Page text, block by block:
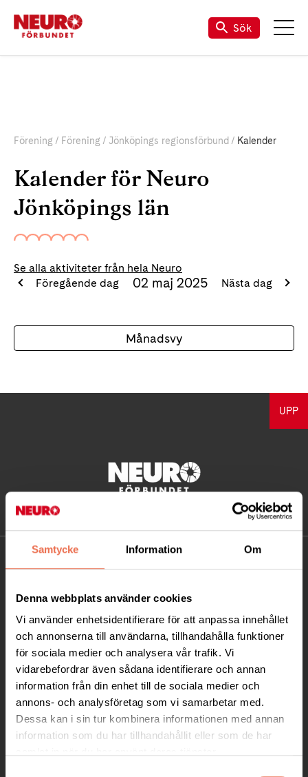
Samtycke Information Om
Denna webbplats använder cookies
Vi använder enhetsidentifierare för att anpassa innehållet
och annonserna till användarna, tillhandahålla funktioner
för sociala medier och analysera vår trafik. Vi
vidarebefordrar även sådana identifierare och annan
information från din enhet till de sociala medier och
annons- och analysföretag som vi samarbetar med.
Dessa kan i sin tur kombinera informationen med annan
information som du har tillhandahållit eller som de har
Sök
Förening Förening Jönköpings regionsförbund Kalender
Kalender för Neuro
Jönköpings län
Se alla aktiviteter från hela Neuro
Föregående dag
02 maj 2025 Nästa dag
Månadsvy
UPP
Besöksadress:
Ågatan 12 C, 172 62 Sundbyberg
Telefon: 08-677 70 10
Postadress:
Box 4086
171 04 Solna
info@neuro.se
PG 90 10 07-5 | BG 901-0075 | Swishgåva 90 100